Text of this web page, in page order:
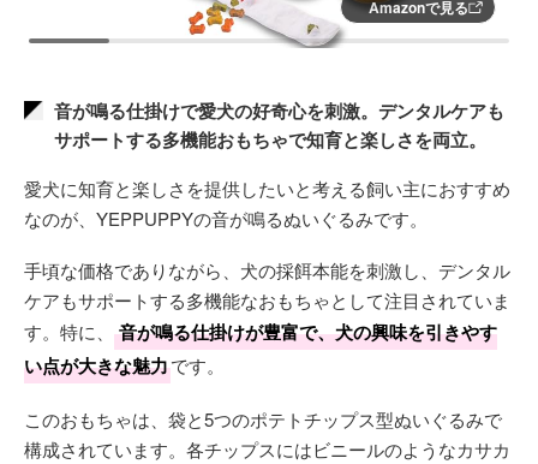
Amazonで見る
音が鳴る仕掛けで愛犬の好奇心を刺激。デンタルケアも
サポートする多機能おもちゃで知育と楽しさを両立。
愛犬に知育と楽しさを提供したいと考える飼い主におすすめ
なのが、YEPPUPPYの音が鳴るぬいぐるみです。
手頃な価格でありながら、犬の採餌本能を刺激し、デンタル
ケアもサポートする多機能なおもちゃとして注目されていま
す。特に、
音が鳴る仕掛けが豊富で、犬の興味を引きやす
い点が大きな魅力です。
このおもちゃは、袋と5つのポテトチップス型ぬいぐるみで
構成されています。各チップスにはビニールのようなカサカ